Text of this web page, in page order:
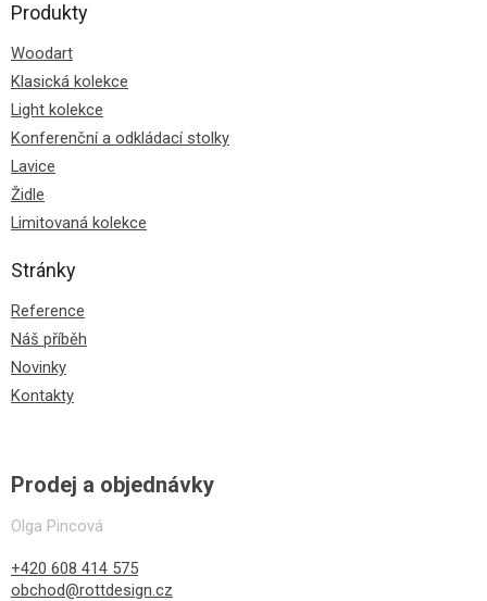
Produkty
Woodart
Klasická kolekce
Light kolekce
Konferenční a odkládací stolky
Lavice
Židle
Limitovaná kolekce
Stránky
Reference
Náš příběh
Novinky
Kontakty
Prodej a objednávky
Olga Pincová
+420 608 414 575
obchod@rottdesign.cz